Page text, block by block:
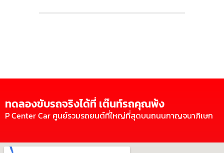
ทดลองขับรถจริงได้ที่ เต๊นท์รถคุณพ้ง
P Center Car ศูนย์รวมรถยนต์ที่ใหญ่ที่สุดบนถนนกาญจนาภิเษก